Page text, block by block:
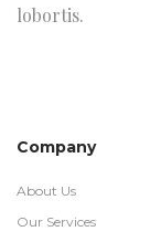
lobortis.
Company
About Us
Our Services